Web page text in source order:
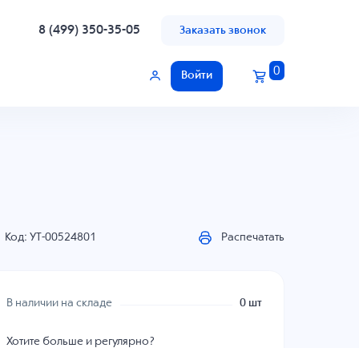
8 (499) 350-35-05 Заказать звонок
Войти 0
Код: УТ-00524801 Распечатать
В наличии на складе 0 шт
Хотите больше и регулярно?